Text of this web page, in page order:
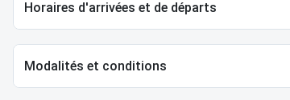
Horaires d'arrivées et de départs
Modalités et conditions